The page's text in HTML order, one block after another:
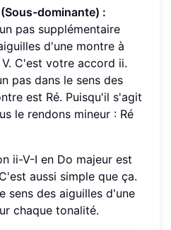
dominante) :
pas supplémentaire
d'une montre à
C'est votre accord ii.
pas dans le sens des
est Ré. Puisqu'il s'agit
le rendons mineur : Ré
ii-V-I en Do majeur est
aussi simple que ça.
sens des aiguilles d'une
chaque tonalité.